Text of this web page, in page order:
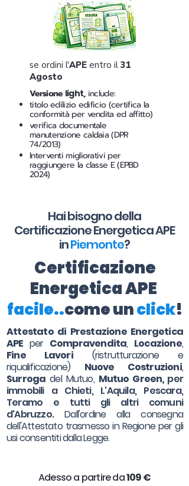
se ordini l'APE entro il 31
Agosto
Versione light,include:
titolo edilizio edificio (certifica la
conformità per vendita ed affitto)
verifica documentale
manutenzione caldaia (DPR
74/2013)
Interventi migliorativi per
raggiungere la classe E (EPBD
2024)
Hai bisogno della
Certificazione Energetica APE
inPiemonte?
Certificazione
Energetica APE
facile..come unclick!
Attestato di Prestazione Energetica
APE per Compravendita, Locazione,
Fine Lavori(ristrutturazione e
riqualificazione) Nuove Costruzioni,
Surroga del Mutuo, Mutuo Green, per
immobili a Chieti, L'Aquila, Pescara,
Teramo e tutti gli altri comuni
d'Abruzzo.Dall'ordine alla consegna
dell'Attestato trasmesso in Regione per gli
usi consentiti dalla Legge.
Adesso a partire da109 €